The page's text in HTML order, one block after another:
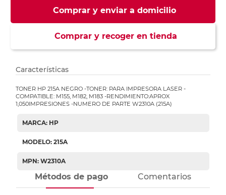
Comprar y enviar a domicilio
Comprar y recoger en tienda
Características
TONER HP 215A NEGRO -TONER: PARA IMPRESORA LASER -
COMPATIBLE: M155, M182, M183 -RENDIMIENTO:APROX
1,050IMPRESIONES -NUMERO DE PARTE W2310A (215A)
MARCA: HP
MODELO: 215A
MPN: W2310A
Métodos de pago Comentarios